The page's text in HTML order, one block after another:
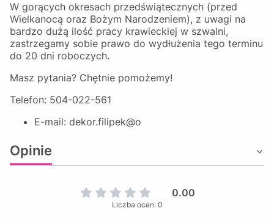
W gorących okresach przedświątecznych (przed
Wielkanocą oraz Bożym Narodzeniem), z uwagi na
bardzo dużą ilość pracy krawieckiej w szwalni,
zastrzegamy sobie prawo do wydłużenia tego terminu
do 20 dni roboczych.
Masz pytania? Chętnie pomożemy!
Telefon: 504-022-561
E-mail: dekor.filipek@o
Opinie
0.00
Liczba ocen: 0